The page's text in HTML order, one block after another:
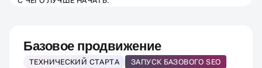
Базовое продвижение